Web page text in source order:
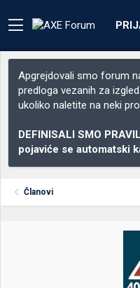
Apgrejdovali smo forum
predloga vezanih za
ukoliko naletite na neki
DEFINISALI SMO
pojaviće se automatski
Članovi